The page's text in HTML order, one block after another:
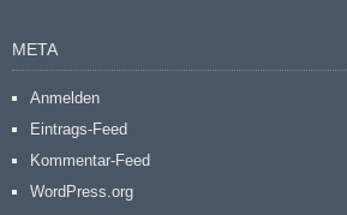
META
Anmelden
Eintrags-Feed
Kommentar-Feed
WordPress.org